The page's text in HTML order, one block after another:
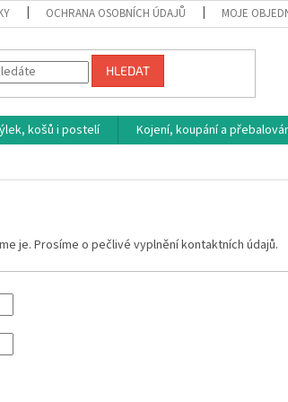
OCHRANA OSOBNÍCH ÚDAJŮ MOJE
HLEDAT
košů i postelí Kojení, koupání a
je. Prosíme o pečlivé vyplnění kontaktních údajů.